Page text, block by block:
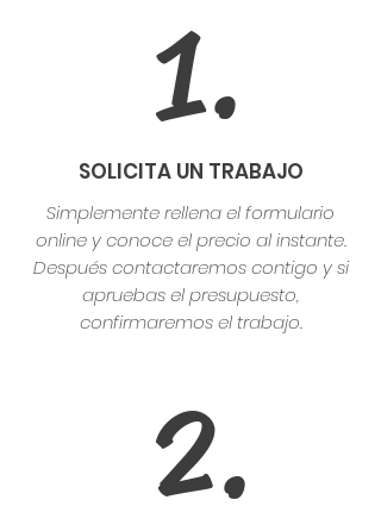
1.
SOLICITA UN TRABAJO
Simplemente rellena el formulario
online y conoce el precio al instante.
Después contactaremos contigo y si
apruebas el presupuesto,
confirmaremos el trabajo.
2.